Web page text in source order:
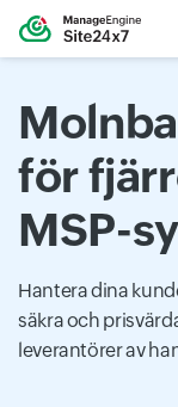
för
MSP-
Hantera dina
säkra och
leverantörer av